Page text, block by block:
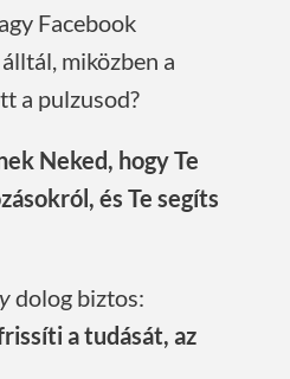
Facebook
miközben a
a pulzusod?
Neked, hogy Te
és Te segíts
dolog biztos:
a tudását, az